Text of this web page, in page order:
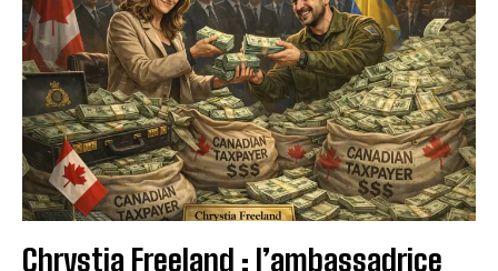
Chrystia Freeland : l’ambassadrice